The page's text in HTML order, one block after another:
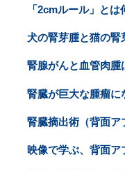
「2cmルール」とは
犬の腎芽腫と猫の腎
腎腺がんと血管肉腫
腎臓が巨大な腫瘤に
腎臓摘出術（背面ア
映像で学ぶ、背面ア